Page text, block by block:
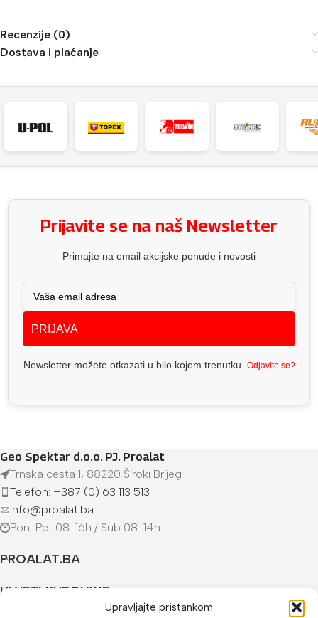
Upravljajte pristankom
Recenzije (0)
Dostava i plaćanje
Prijavite se na naš Newsletter
Primajte na email akcijske ponude i novosti
PRIJAVA
Newsletter možete otkazati u bilo kojem trenutku. Odjavite se?
Geo Spektar d.o.o. PJ. Proalat
Trnska cesta 1, 88220 Široki Brijeg
Telefon: +387 (0) 63 113 513
info@proalat.ba
Pon-Pet 08-16h / Sub 08-14h
PROALAT.BA
UVJETI KUPOVINE